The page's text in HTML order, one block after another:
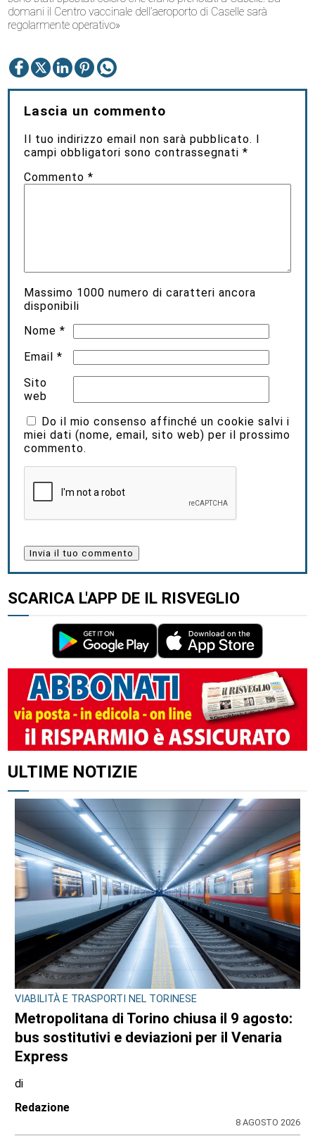
domani il Centro vaccinale dell’aeroporto di Caselle sarà
regolarmente operativo»
Lascia un commento
Il tuo indirizzo email non sarà pubblicato. I
campi obbligatori sono contrassegnati*
Commento*
Massimo 1000 numero di caratteri ancora
disponibili
Nome*
Email*
Sito
web
Do il mio consenso affinché un cookie salvi i
miei dati (nome, email, sito web) per il prossimo
commento.
SCARICA L'APP DE IL RISVEGLIO
ULTIME NOTIZIE
VIABILITÀ E TRASPORTI NEL TORINESE
Metropolitana di Torino chiusa il 9 agosto:
bus sostitutivi e deviazioni per il Venaria
Express
di
Redazione
8 AGOSTO 2026